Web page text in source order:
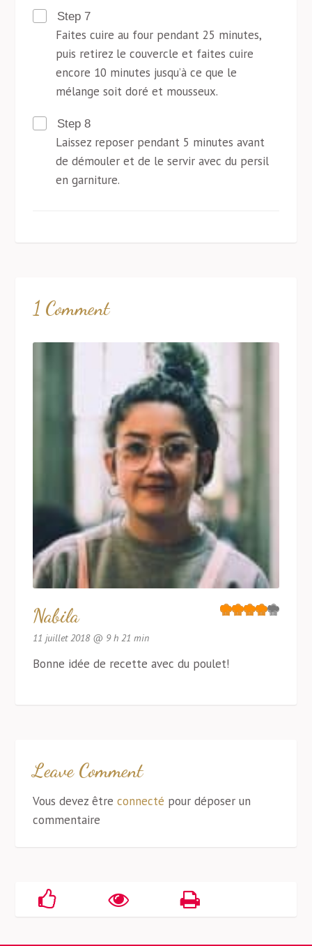
Step 7
Faites cuire au four pendant 25 minutes,
puis retirez le couvercle et faites cuire
encore 10 minutes jusqu’à ce que le
mélange soit doré et mousseux.
Step 8
Laissez reposer pendant 5 minutes avant
de démouler et de le servir avec du persil
en garniture.
1 Comment
Nabila
11 juillet 2018 @ 9 h 21 min
Bonne idée de recette avec du poulet!
Leave Comment
Vous devez êtreconnecté pour déposer un
commentaire